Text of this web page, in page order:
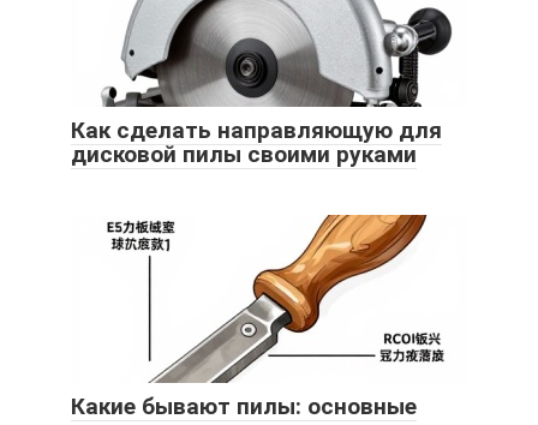
Как сделать направляющую для
дисковой пилы своими руками
Какие бывают пилы: основные